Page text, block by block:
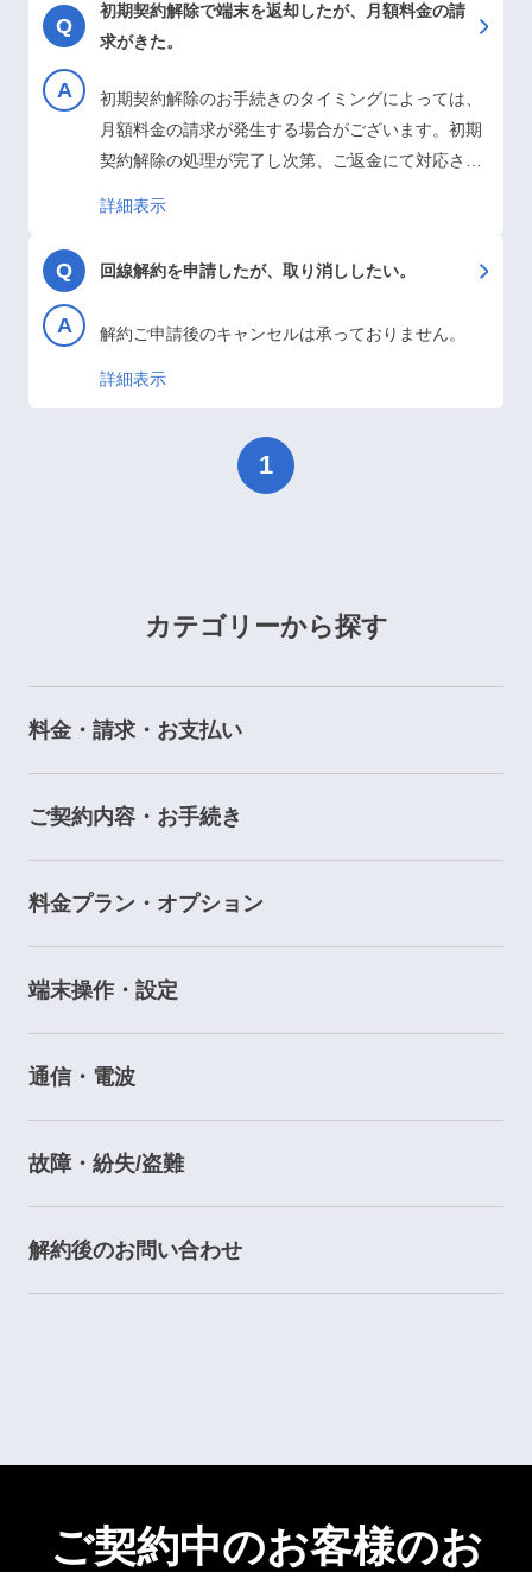
初期契約解除で端末を返却したが、月額料金の請
求がきた。
初期契約解除のお手続きのタイミングによっては、
月額料金の請求が発生する場合がございます。初期
契約解除の処理が完了し次第、ご返金にて対応させ
詳細表示
回線解約を申請したが、取り消ししたい。
解約ご申請後のキャンセルは承っておりません。
詳細表示
1
カテゴリーから探す
料金・請求・お支払い
ご契約内容・お手続き
料金プラン・オプション
端末操作・設定
通信・電波
故障・紛失/盗難
解約後のお問い合わせ
ご契約中のお客様のお